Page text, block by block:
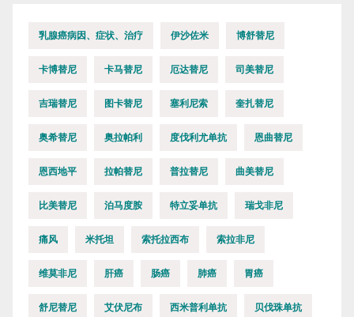
乳腺癌病因、症状、治疗 伊沙佐米 博舒替尼
卡博替尼 卡马替尼 厄达替尼 司美替尼
吉瑞替尼 图卡替尼 塞利尼索 奎扎替尼
奥希替尼 奥拉帕利 度伐利尤单抗 恩曲替尼
恩西地平 拉帕替尼 普拉替尼 曲美替尼
比美替尼 泊马度胺 特立妥单抗 瑞戈非尼
痛风 米托坦 索托拉西布 索拉非尼
维莫非尼 肝癌 肠癌 肺癌 胃癌
舒尼替尼 艾伏尼布 西米普利单抗 贝伐珠单抗